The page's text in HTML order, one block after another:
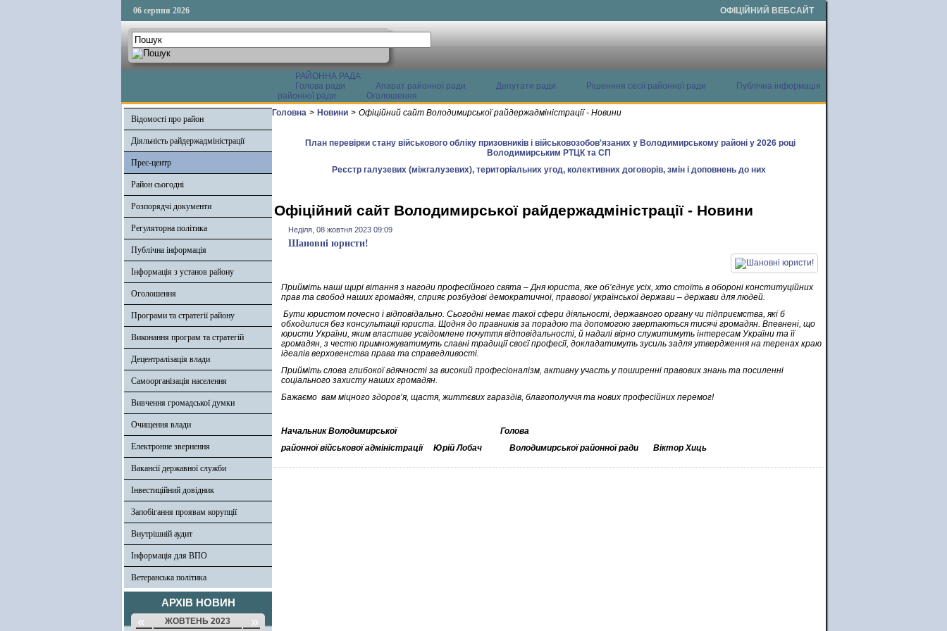
06 серпня 2026 ОФІЦІЙНИЙ ВЕБСАЙТ
РАЙОННА РАДА
Голова ради
Апарат районної ради Депутати ради Рішенння сесії районної ради
Публічна інформація
районної ради
Оголошення
Відомості про район
Діяльність райдержадміністрації
Прес-центр
Район сьогодні
Розпорядчі документи
Регуляторна політика
Публічна інформація
Інформація з установ району
Оголошення
Програми та стратегії району
Виконання програм та стратегій
Децентралізація влади
Самоорганізація населення
Вивчення громадської думки
Очищення влади
Електронне звернення
Вакансії державної служби
Інвестиційний довідник
Запобігання проявам корупції
Внутрішній аудит
Інформація для ВПО
Ветеранська політика
АРХІВ НОВИН
« ЖОВТЕНЬ 2023 »
Головна > Новини > Офіційний сайт Володимирської райдержадміністрації - Новини
План перевірки стану військового обліку призовників і військовозобов'язаних у Володимирському районі у 2026 році
Володимирським РТЦК та СП
Реєстр галузевих (міжгалузевих), територіальних угод, колективних договорів, змін і доповнень до них
Офіційний сайт Володимирської райдержадміністрації - Новини
Неділя, 08 жовтня 2023 09:09
Шановні юристи!
Прийміть наші щирі вітання з нагоди професійного свята – Дня юриста, яке об’єднує усіх, хто стоїть в обороні конституційних
прав та свобод наших громадян, сприяє розбудові демократичної, правової української держави – держави для людей.
Бути юристом почесно і відповідально. Сьогодні немає такої сфери діяльності, державного органу чи підприємства, які б
обходилися без консультації юриста. Щодня до правників за порадою та допомогою звертаються тисячі громадян. Впевнені, що
юристи України, яким властиве усвідомлене почуття відповідальності, й надалі вірно служитимуть інтересам України та її
громадян, з честю примножуватимуть славні традиції своєї професії, докладатимуть зусиль задля утвердження на теренах краю
ідеалів верховенства права та справедливості.
Прийміть слова глибокої вдячності за високий професіоналізм, активну участь у поширенні правових знань та посиленні
соціального захисту наших громадян.
Бажаємо вам міцного здоров’я, щастя, життєвих гараздів, благополуччя та нових професійних перемог!
Начальник Володимирської
Голова
районної військової адміністрації
Юрій Лобач Володимирської районної ради Віктор Хиць